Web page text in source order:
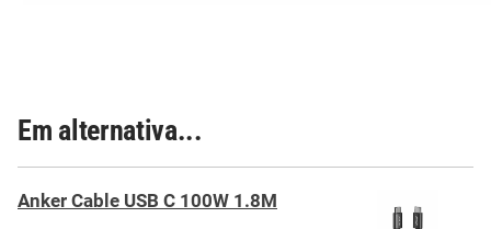
Em alternativa...
Anker Cable USB C 100W 1.8M